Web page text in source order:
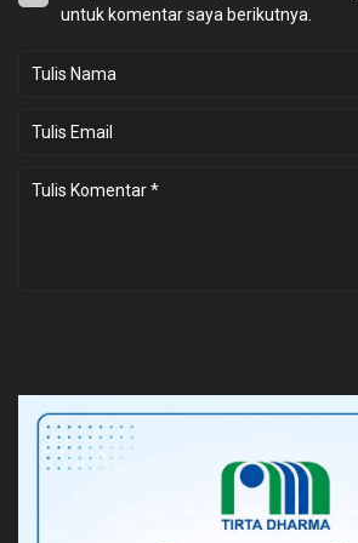
untuk komentar saya berikutnya.